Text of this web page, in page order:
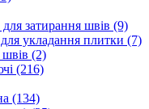
затирання швів (9)
укладання плитки (7)
(2)
(216)
(134)